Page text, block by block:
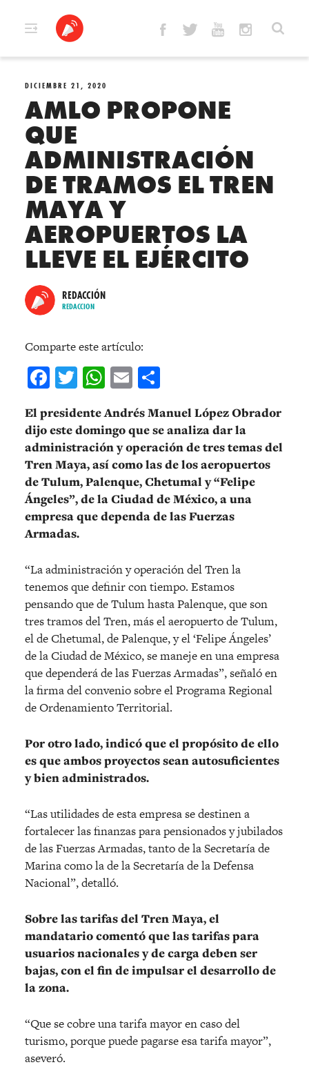
DICIEMBRE 21, 2020
AMLO PROPONE
QUE
ADMINISTRACIÓN
DE TRAMOS EL TREN
MAYA Y
AEROPUERTOS LA
LLEVE EL EJÉRCITO
REDACCIÓN
REDACCION
Comparte este artículo:
Facebook
Twitter
WhatsApp
Email
El presidente Andrés Manuel López Obrador
dijo este domingo que se analiza dar la
administración y operación de tres temas del
Tren Maya, así como las de los aeropuertos
de Tulum, Palenque, Chetumal y “Felipe
Ángeles”, de la Ciudad de México, a una
empresa que dependa de las Fuerzas
Armadas.
“La administración y operación del Tren la
tenemos que definir con tiempo. Estamos
pensando que de Tulum hasta Palenque, que son
tres tramos del Tren, más el aeropuerto de Tulum,
el de Chetumal, de Palenque, y el ‘Felipe Ángeles’
de la Ciudad de México, se maneje en una empresa
que dependerá de las Fuerzas Armadas”, señaló en
la firma del convenio sobre el Programa Regional
de Ordenamiento Territorial.
Por otro lado, indicó que el propósito de ello
es que ambos proyectos sean autosuficientes
y bien administrados.
“Las utilidades de esta empresa se destinen a
fortalecer las finanzas para pensionados y jubilados
de las Fuerzas Armadas, tanto de la Secretaría de
Marina como la de la Secretaría de la Defensa
Nacional”, detalló.
Sobre las tarifas del Tren Maya, el
mandatario comentó que las tarifas para
usuarios nacionales y de carga deben ser
bajas, con el fin de impulsar el desarrollo de
la zona.
“Que se cobre una tarifa mayor en caso del
turismo, porque puede pagarse esa tarifa mayor”,
aseveró.